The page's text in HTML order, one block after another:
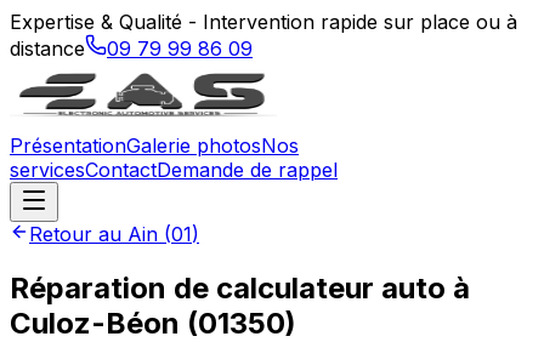
Expertise & Qualité - Intervention rapide sur place ou à
distance
09 79 99 86 09
PrésentationGalerie photosNos
servicesContactDemande de rappel
Retour au Ain (01)
Réparation de calculateur auto à
Culoz-Béon (01350)